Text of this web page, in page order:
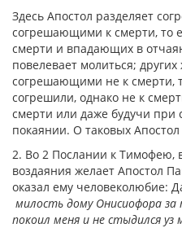
Здесь Апостол разделяет
согрешающими к смерти, то
смерти и впадающих в
повелевает молиться;
согрешающими не к смерти,
согрешили, однако не к
смерти или даже будучи при
покаянии. О таковых
2. Во 2 Послании к Тимофею,
воздаяния желает Апостол
оказал ему человеколюбие:
милость дому Онисиофора
покоил меня и не стыдился уз